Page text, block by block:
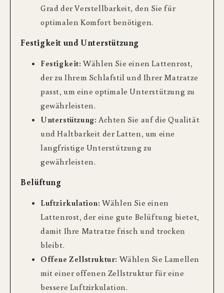
Grad der Verstellbarkeit, den Sie für
optimalen Komfort benötigen.
Festigkeit und Unterstützung
Festigkeit: Wählen Sie einen Lattenrost,
der zu Ihrem Schlafstil und Ihrer Matratze
passt, um eine optimale Unterstützung zu
gewährleisten.
Unterstützung: Achten Sie auf die Qualität
und Haltbarkeit der Latten, um eine
langfristige Unterstützung zu
gewährleisten.
Belüftung
Luftzirkulation: Wählen Sie einen
Lattenrost, der eine gute Belüftung bietet,
damit Ihre Matratze frisch und trocken
bleibt.
Offene Zellstruktur: Wählen Sie Lamellen
mit einer offenen Zellstruktur für eine
bessere Luftzirkulation.